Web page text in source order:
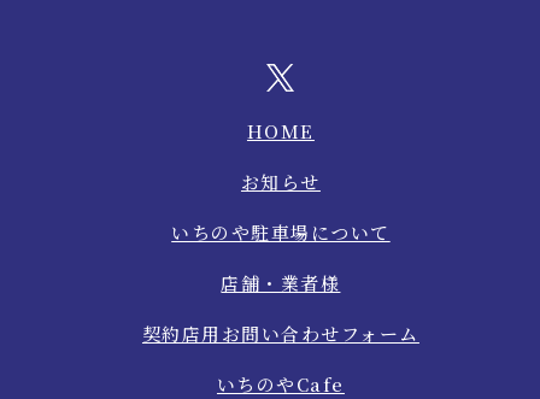
HOME
お知らせ
いちのや駐車場について
店舗・業者様
契約店用お問い合わせフォーム
いちのやCafe